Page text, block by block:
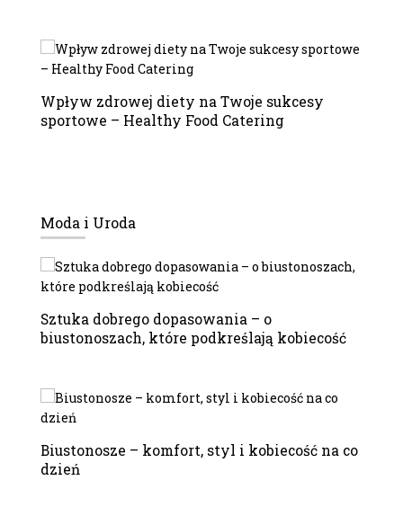
Wpływ zdrowej diety na Twoje sukcesy
sportowe – Healthy Food Catering
Moda i Uroda
Sztuka dobrego dopasowania – o
biustonoszach, które podkreślają kobiecość
Biustonosze – komfort, styl i kobiecość na co
dzień